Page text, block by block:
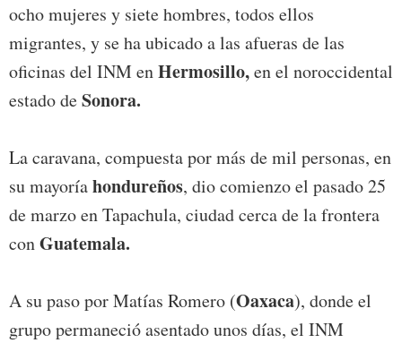
ocho mujeres y siete hombres, todos ellos
migrantes, y se ha ubicado a las afueras de las
oficinas del INM enHermosillo,en el noroccidental
estado deSonora.
La caravana, compuesta por más de mil personas, en
su mayoríahondureños, dio comienzo el pasado 25
de marzo en Tapachula, ciudad cerca de la frontera
conGuatemala.
A su paso por Matías Romero (Oaxaca), donde el
grupo permaneció asentado unos días, el INM